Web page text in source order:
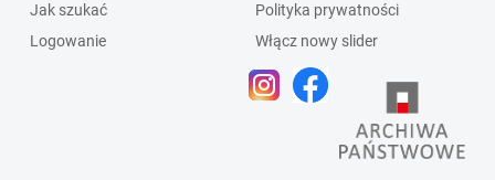
Jak szukać
Logowanie
Polityka prywatności
Włącz nowy slider